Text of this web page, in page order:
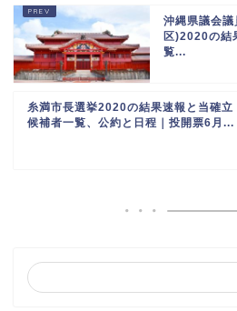
沖縄県議会
区)2020の結
覧...
糸満市長選挙2020の結果速報と当確立
候補者一覧、公約と日程｜投開票6月...